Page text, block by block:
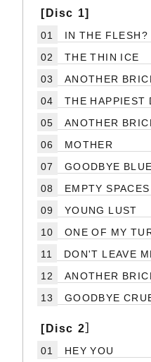
[Disc 1]
01
IN THE FLESH?
02
THE THIN ICE
03
ANOTHER
04
THE HAPPIEST
05
ANOTHER
06
MOTHER
07
GOODBYE
08
EMPTY SPACES
09
YOUNG LUST
10
ONE OF MY
11
DON'T LEAVE
12
ANOTHER
13
GOODBYE
[Disc 2］
01
HEY YOU